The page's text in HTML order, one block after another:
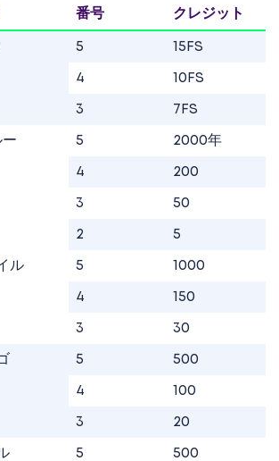
番号 クレジット
5 15FS
4 10FS
3 7FS
ー 5 2000年
4 200
3 50
2 5
ル 5 1000
4 150
3 30
5 500
4 100
3 20
5 500